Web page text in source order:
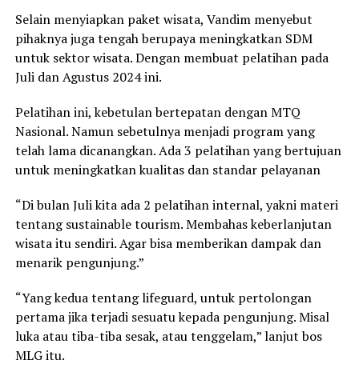
Selain menyiapkan paket wisata, Vandim menyebut
pihaknya juga tengah berupaya meningkatkan SDM
untuk sektor wisata. Dengan membuat pelatihan pada
Juli dan Agustus 2024 ini.
Pelatihan ini, kebetulan bertepatan dengan MTQ
Nasional. Namun sebetulnya menjadi program yang
telah lama dicanangkan. Ada 3 pelatihan yang bertujuan
untuk meningkatkan kualitas dan standar pelayanan
“Di bulan Juli kita ada 2 pelatihan internal, yakni materi
tentang sustainable tourism. Membahas keberlanjutan
wisata itu sendiri. Agar bisa memberikan dampak dan
menarik pengunjung.”
“Yang kedua tentang lifeguard, untuk pertolongan
pertama jika terjadi sesuatu kepada pengunjung. Misal
luka atau tiba-tiba sesak, atau tenggelam,” lanjut bos
MLG itu.